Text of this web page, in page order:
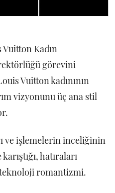
Kadın
görevini
Vuitton kadınının
vizyonunu üç ana stil
ve işlemelerin inceliğinin
hatıraları
romantizmi.